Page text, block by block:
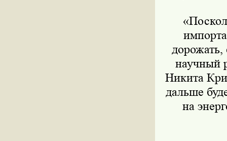
дорожать,
научный
Никита
дальше
на